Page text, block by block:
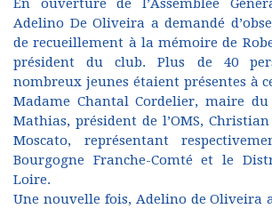
En ouverture de l’Assemblée
Adelino De Oliveira a demandé
de recueillement à la mémoire de
président du club. Plus de 40
nombreux jeunes étaient présentes à
Madame Chantal Cordelier, maire
Mathias, président de l’OMS,
Moscato, représentant
Bourgogne Franche-Comté et le
Loire.
Une nouvelle fois, Adelino de Oliveira